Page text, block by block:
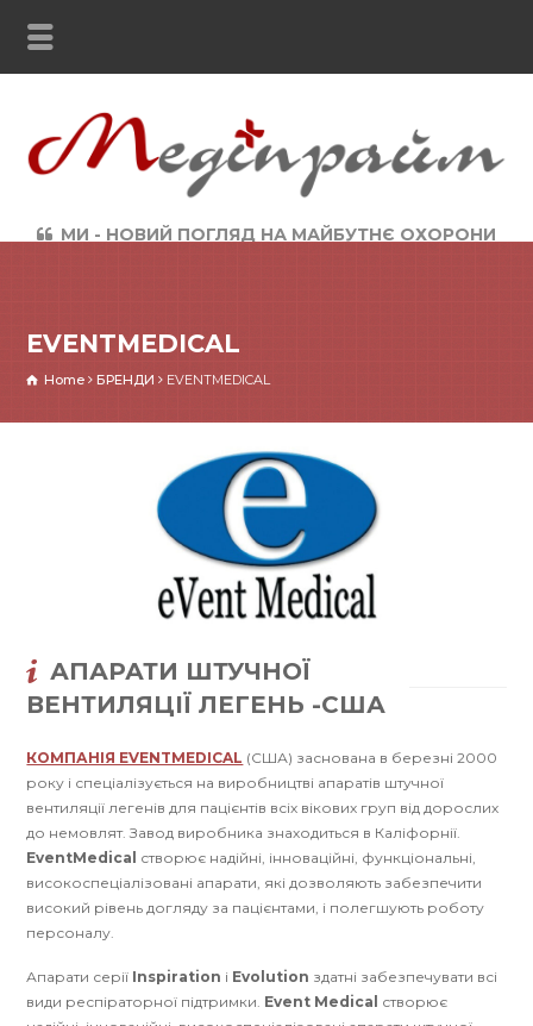
МИ - НОВИЙ ПОГЛЯД НА МАЙБУТНЄ ОХОРОНИ
EVENTMEDICAL
Home БРЕНДИ EVENTMEDICAL
АПАРАТИ ШТУЧНОЇ
ВЕНТИЛЯЦІЇ ЛЕГЕНЬ -США
КОМПАНІЯ EVENTMEDICAL (США) заснована в березні 2000
року і спеціалізується на виробництві апаратів штучної
вентиляції легенів для пацієнтів всіх вікових груп від дорослих
до немовлят. Завод виробника знаходиться в Каліфорнії.
EventMedical створює надійні, інноваційні, функціональні,
високоспеціалізовані апарати, які дозволяють забезпечити
високий рівень догляду за пацієнтами, і полегшують роботу
персоналу.
Апарати серії Inspiration і Evolution здатні забезпечувати всі
види респіраторної підтримки. Event Medical створює